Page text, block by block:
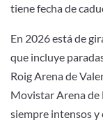
tiene fecha de
En 2026 está de
que incluye
Roig Arena de
Movistar Arena de
siempre intensos